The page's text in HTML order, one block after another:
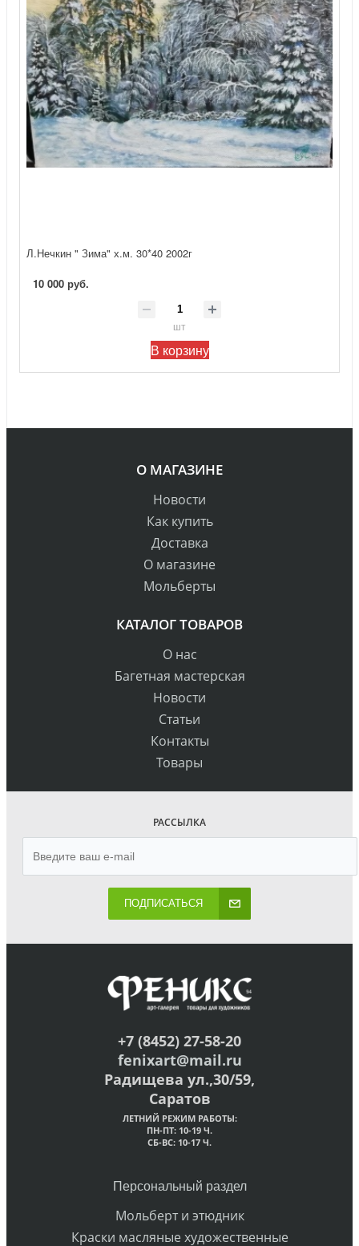
Л.Нечкин " Зима" х.м. 30*40 2002г
10 000 руб.
шт
В корзину
О МАГАЗИНЕ
Новости
Как купить
Доставка
О магазине
Мольберты
КАТАЛОГ ТОВАРОВ
О нас
Багетная мастерская
Новости
Статьи
Контакты
Товары
РАССЫЛКА
ПОДПИСАТЬСЯ
+7 (8452) 27-58-20
fenixart@mail.ru
Радищева ул.,30/59,
Саратов
ЛЕТНИЙ РЕЖИМ РАБОТЫ:
ПН-ПТ: 10-19 Ч.
СБ-ВС: 10-17 Ч.
Персональный раздел
Мольберт и этюдник
Краски масляные художественные